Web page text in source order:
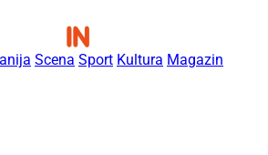
Scena Sport Kultura Magazin